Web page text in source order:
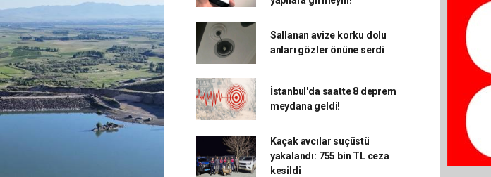
Sallanan avize korku dolu
anları gözler önüne serdi
İstanbul'da saatte 8 deprem
meydana geldi!
Kaçak avcılar suçüstü
yakalandı: 755 bin TL ceza
kesildi